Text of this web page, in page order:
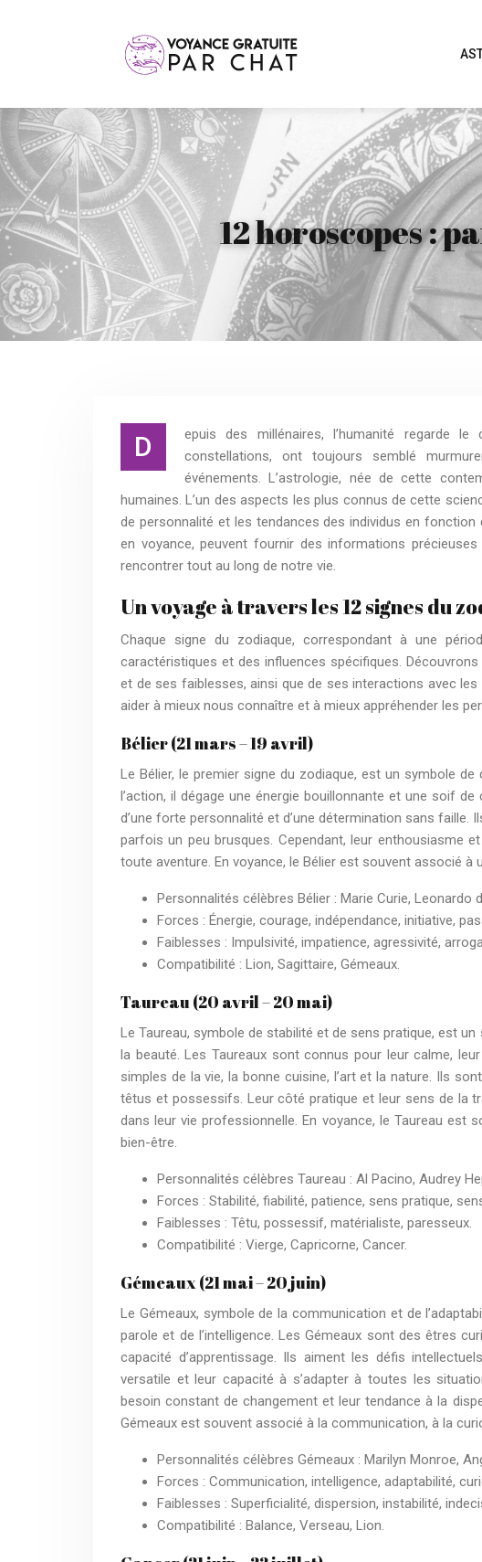
12 horoscopes :
D
epuis des millénaires, l’humanité regarde
constellations, ont toujours semblé
événements. L’astrologie, née de cette
humaines. L’un des aspects les plus connus de cette
de personnalité et les tendances des individus en
en voyance, peuvent fournir des informations
rencontrer tout au long de notre vie.
Un voyage à travers les 12 signes du
Chaque signe du zodiaque, correspondant à une
caractéristiques et des influences spécifiques.
et de ses faiblesses, ainsi que de ses interactions avec
aider à mieux nous connaître et à mieux appréhender les
Bélier (21 mars – 19 avril)
Le Bélier, le premier signe du zodiaque, est un symbole
l’action, il dégage une énergie bouillonnante et une soif
d’une forte personnalité et d’une détermination sans
parfois un peu brusques. Cependant, leur enthousiasme
toute aventure. En voyance, le Bélier est souvent associé à
Personnalités célèbres Bélier : Marie Curie, Leonardo
Forces : Énergie, courage, indépendance, initiative,
Faiblesses : Impulsivité, impatience, agressivité,
Compatibilité : Lion, Sagittaire, Gémeaux.
Taureau (20 avril – 20 mai)
Le Taureau, symbole de stabilité et de sens pratique, est
la beauté. Les Taureaux sont connus pour leur calme,
simples de la vie, la bonne cuisine, l’art et la nature. Ils
têtus et possessifs. Leur côté pratique et leur sens de la
dans leur vie professionnelle. En voyance, le Taureau est
bien-être.
Personnalités célèbres Taureau : Al Pacino, Audrey
Forces : Stabilité, fiabilité, patience, sens pratique,
Faiblesses : Têtu, possessif, matérialiste, paresseux.
Compatibilité : Vierge, Capricorne, Cancer.
Gémeaux (21 mai – 20 juin)
Le Gémeaux, symbole de la communication et de
parole et de l’intelligence. Les Gémeaux sont des êtres
capacité d’apprentissage. Ils aiment les défis
versatile et leur capacité à s’adapter à toutes les
besoin constant de changement et leur tendance à la
Gémeaux est souvent associé à la communication, à la
Personnalités célèbres Gémeaux : Marilyn Monroe,
Forces : Communication, intelligence, adaptabilité,
Faiblesses : Superficialité, dispersion, instabilité,
Compatibilité : Balance, Verseau, Lion.